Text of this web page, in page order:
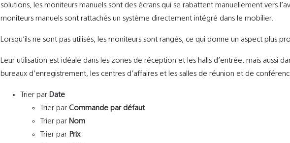
solutions, les moniteurs manuels sont des écrans qui se rabattent manuellement vers
moniteurs manuels sont rattachés un système directement intégré dans le mobilier.
Lorsqu’ils ne sont pas utilisés, les moniteurs sont rangés, ce qui donne un aspect plus
Leur utilisation est idéale dans les zones de réception et les halls d’entrée, mais aussi
bureaux d’enregistrement, les centres d’affaires et les salles de réunion et de
Trier par Date
Trier parCommande par défaut
Trier par Nom
Trier par Prix